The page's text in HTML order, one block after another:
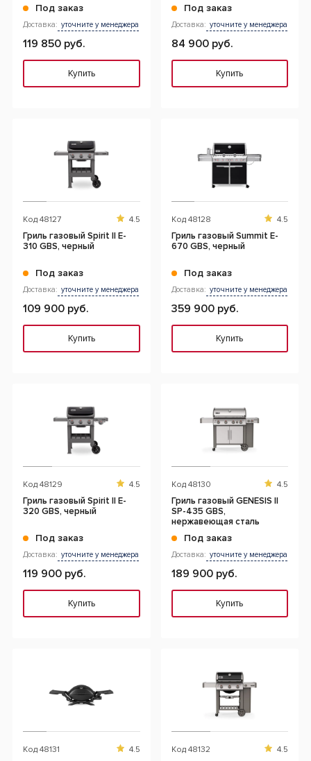
Под заказ
Доставка: уточните у менеджера
119 850 руб.
Купить
Под заказ
Доставка: уточните у менеджера
84 900 руб.
Купить
Код 48127 4.5
Гриль газовый Spirit II E-
310 GBS, черный
Под заказ
Доставка: уточните у менеджера
109 900 руб.
Купить
Код 48128 4.5
Гриль газовый Summit E-
670 GBS, черный
Под заказ
Доставка: уточните у менеджера
359 900 руб.
Купить
Код 48129 4.5
Гриль газовый Spirit II E-
320 GBS, черный
Под заказ
Доставка: уточните у менеджера
119 900 руб.
Купить
Код 48130 4.5
Гриль газовый GENESIS II
SP-435 GBS,
нержавеющая cталь
Под заказ
Доставка: уточните у менеджера
189 900 руб.
Купить
Код 48131 4.5 Код 48132 4.5